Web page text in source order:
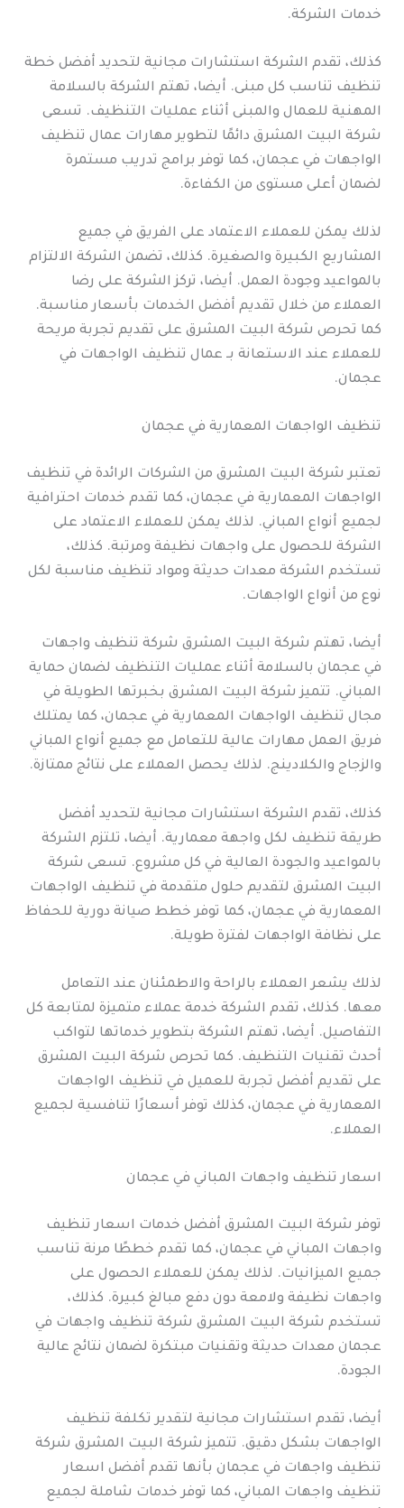
خدمات الشركة.
كذلك، تقدم الشركة استشارات مجانية لتحديد أفضل خطة
تنظيف تناسب كل مبنى. أيضا، تهتم الشركة بالسلامة
المهنية للعمال والمبنى أثناء عمليات التنظيف. تسعى
شركة البيت المشرق دائمًا لتطوير مهارات عمال تنظيف
الواجهات في عجمان، كما توفر برامج تدريب مستمرة
لضمان أعلى مستوى من الكفاءة.
لذلك يمكن للعملاء الاعتماد على الفريق في جميع
المشاريع الكبيرة والصغيرة. كذلك، تضمن الشركة الالتزام
بالمواعيد وجودة العمل. أيضا، تركز الشركة على رضا
العملاء من خلال تقديم أفضل الخدمات بأسعار مناسبة.
كما تحرص شركة البيت المشرق على تقديم تجربة مريحة
للعملاء عند الاستعانة بـ عمال تنظيف الواجهات في
عجمان.
تنظيف الواجهات المعمارية في عجمان
تعتبر شركة البيت المشرق من الشركات الرائدة في تنظيف
الواجهات المعمارية في عجمان، كما تقدم خدمات احترافية
لجميع أنواع المباني. لذلك يمكن للعملاء الاعتماد على
الشركة للحصول على واجهات نظيفة ومرتبة. كذلك،
تستخدم الشركة معدات حديثة ومواد تنظيف مناسبة لكل
نوع من أنواع الواجهات.
أيضا، تهتم شركة البيت المشرق شركة تنظيف واجهات
في عجمان بالسلامة أثناء عمليات التنظيف لضمان حماية
المباني. تتميز شركة البيت المشرق بخبرتها الطويلة في
مجال تنظيف الواجهات المعمارية في عجمان، كما يمتلك
فريق العمل مهارات عالية للتعامل مع جميع أنواع المباني
والزجاج والكلادينج. لذلك يحصل العملاء على نتائج ممتازة.
كذلك، تقدم الشركة استشارات مجانية لتحديد أفضل
طريقة تنظيف لكل واجهة معمارية. أيضا، تلتزم الشركة
بالمواعيد والجودة العالية في كل مشروع. تسعى شركة
البيت المشرق لتقديم حلول متقدمة في تنظيف الواجهات
المعمارية في عجمان، كما توفر خطط صيانة دورية للحفاظ
على نظافة الواجهات لفترة طويلة.
لذلك يشعر العملاء بالراحة والاطمئنان عند التعامل
معها. كذلك، تقدم الشركة خدمة عملاء متميزة لمتابعة كل
التفاصيل. أيضا، تهتم الشركة بتطوير خدماتها لتواكب
أحدث تقنيات التنظيف. كما تحرص شركة البيت المشرق
على تقديم أفضل تجربة للعميل في تنظيف الواجهات
المعمارية في عجمان، كذلك توفر أسعارًا تنافسية لجميع
العملاء.
اسعار تنظيف واجهات المباني في عجمان
توفر شركة البيت المشرق أفضل خدمات اسعار تنظيف
واجهات المباني في عجمان، كما تقدم خططًا مرنة تناسب
جميع الميزانيات. لذلك يمكن للعملاء الحصول على
واجهات نظيفة ولامعة دون دفع مبالغ كبيرة. كذلك،
تستخدم شركة البيت المشرق شركة تنظيف واجهات في
عجمان معدات حديثة وتقنيات مبتكرة لضمان نتائج عالية
الجودة.
أيضا، تقدم استشارات مجانية لتقدير تكلفة تنظيف
الواجهات بشكل دقيق. تتميز شركة البيت المشرق شركة
تنظيف واجهات في عجمان بأنها تقدم أفضل اسعار
تنظيف واجهات المباني، كما توفر خدمات شاملة لجميع